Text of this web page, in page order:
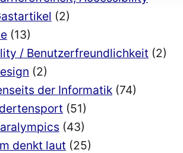
(2)
(13)
/ Benutzerfreundlichkeit (2)
(2)
der Informatik (74)
(51)
(43)
denkt laut (25)